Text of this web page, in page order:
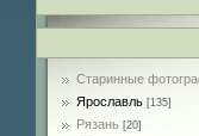
Старинные
Ярославль [135]
Рязань [20]